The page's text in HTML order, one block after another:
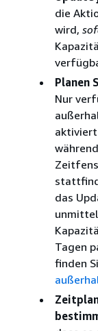
die
wird,
Planen
Nur
aktiviert
das
Tagen
finden